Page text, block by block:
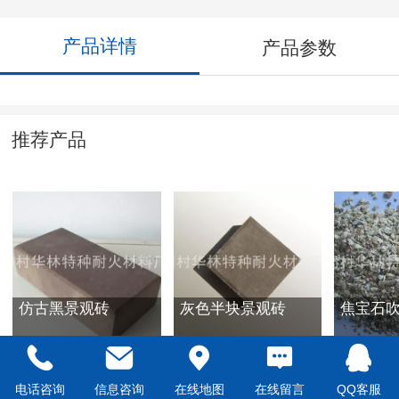
产品详情 产品参数
推荐产品
仿古黑景观砖 灰色半块景观砖 焦宝石
电话咨询 信息咨询 在线地图 在线留言 QQ客服